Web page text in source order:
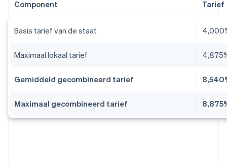
Component Tarief
Basis tarief van de staat
Maximaal lokaal tarief
Gemiddeld gecombineerd tarief
Maximaal gecombineerd tarief